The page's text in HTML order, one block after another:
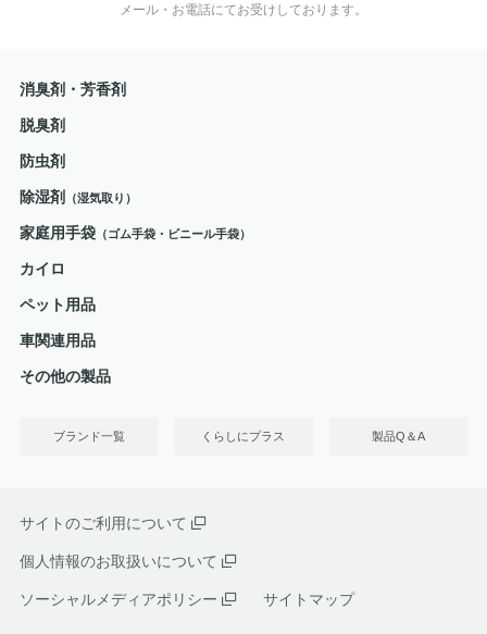
メール・お電話にてお受けしております。
消臭剤・芳香剤
脱臭剤
防虫剤
除湿剤 （湿気取り）
家庭用手袋（ゴム手袋・ビニール手袋）
カイロ
ペット用品
車関連用品
その他の製品
ブランド一覧 くらしにプラス 製品Q＆A
サイトのご利用について
個人情報のお取扱いについて
ソーシャルメディアポリシー サイトマップ